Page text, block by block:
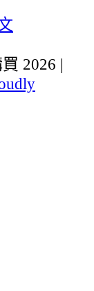
2026 |